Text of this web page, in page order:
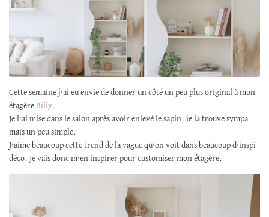
Cette semaine j’ai eu envie de donner un côté un peu plus original à mon
étagère Billy.
Je l’ai mise dans le salon après avoir enlevé le sapin, je la trouve sympa
mais un peu simple.
J’aime beaucoup cette trend de la vague qu’on voit dans beaucoup d’inspi
déco. Je vais donc m’en inspirer pour customiser mon étagère.